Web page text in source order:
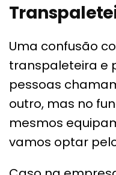
Uma confusão
transpaleteira e
pessoas
outro, mas no
mesmos
vamos optar